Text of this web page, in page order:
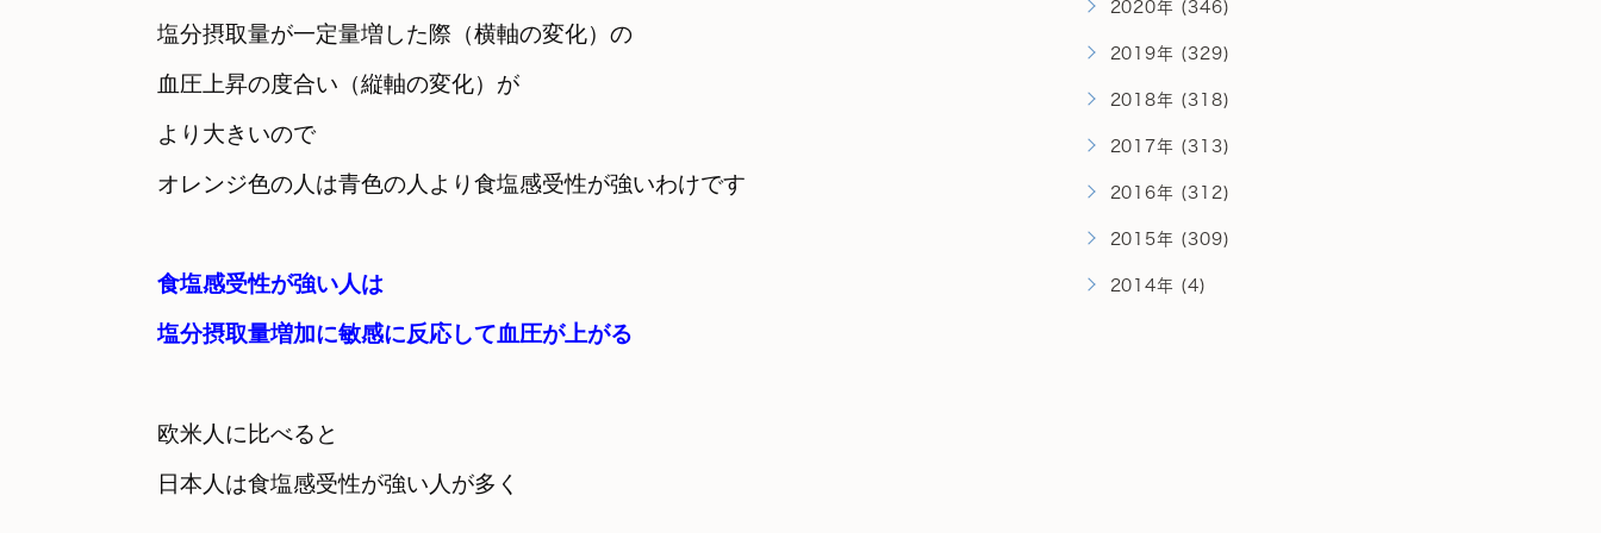
塩分摂取量が一定量増した際（横軸の変化）の
血圧上昇の度合い（縦軸の変化）が
より大きいので
オレンジ色の人は青色の人より食塩感受性が強いわけです
食塩感受性が強い人は
塩分摂取量増加に敏感に反応して血圧が上がる
欧米人に比べると
日本人は食塩感受性が強い人が多く
2020年 (346)
2019年 (329)
2018年 (318)
2017年 (313)
2016年 (312)
2015年 (309)
2014年 (4)